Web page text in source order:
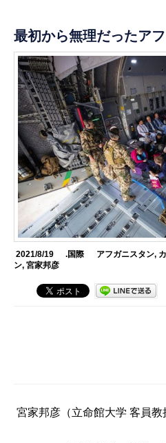
最初から無理だったア
2021/8/19 .国際 アフガニスタン,
ン,宮家邦彦
宮家邦彦（立命館大学 客員教